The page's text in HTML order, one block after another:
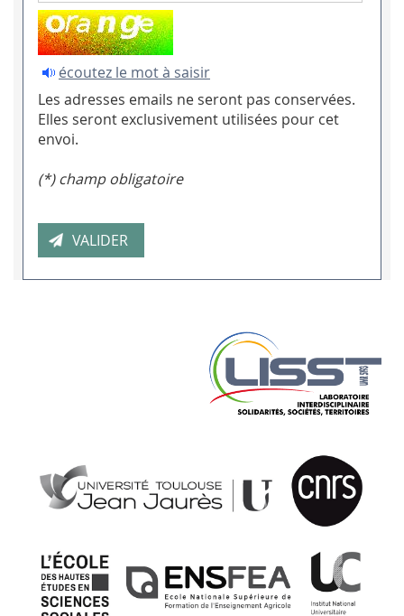
écoutez le mot à saisir
Les adresses emails ne seront pas conservées.
Elles seront exclusivement utilisées pour cet
envoi.
(*) champ obligatoire